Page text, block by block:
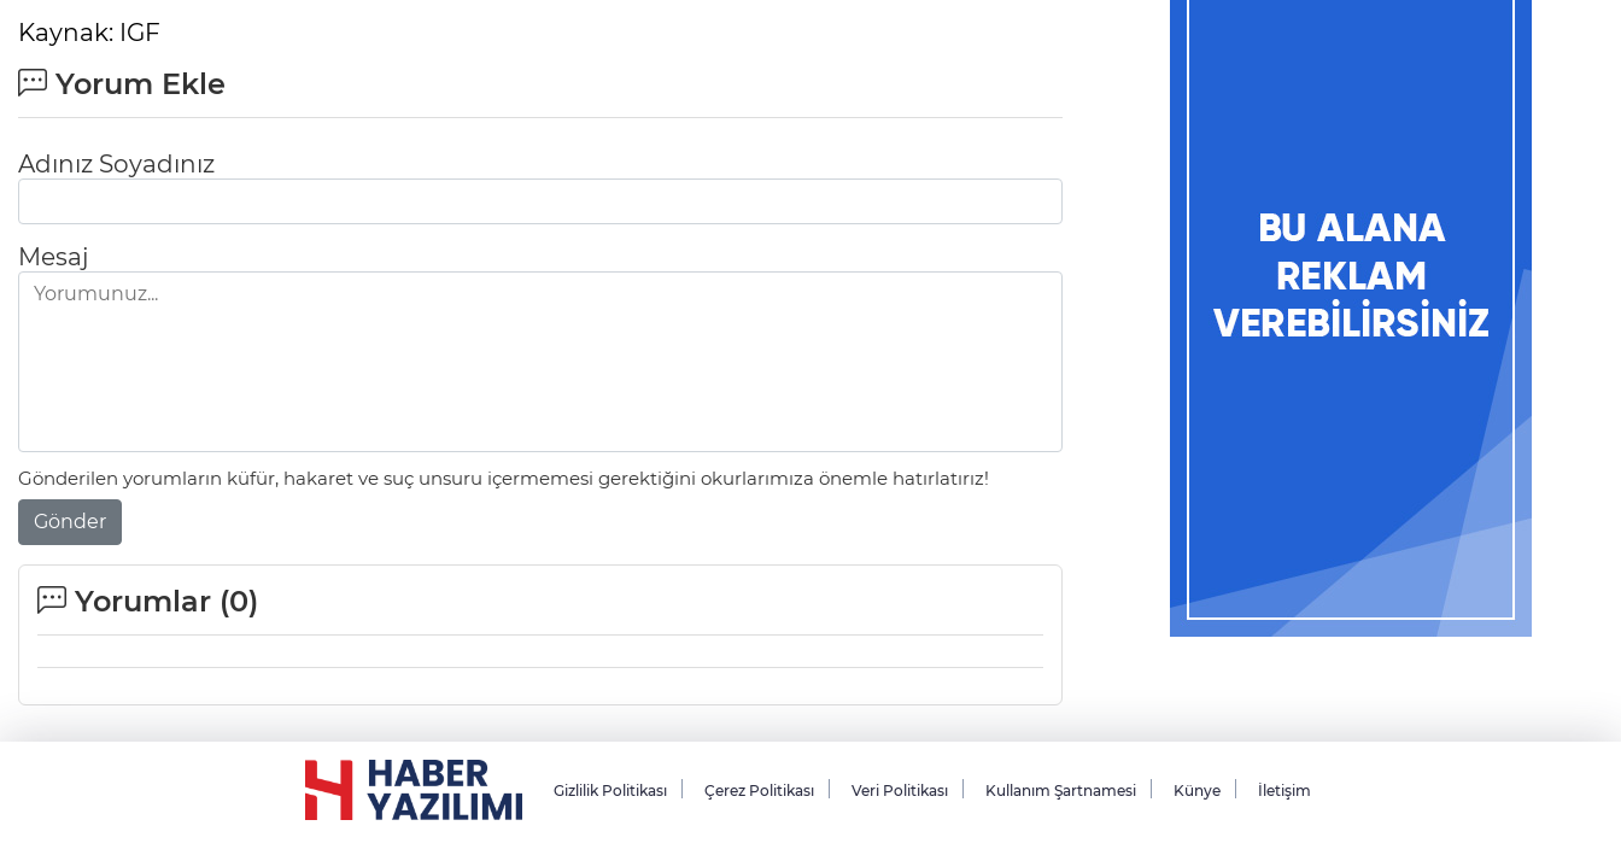
Kaynak: IGF
Yorum Ekle
Adınız Soyadınız
Mesaj
Gönderilen yorumların küfür, hakaret ve suç unsuru içermemesi gerektiğini okurlarımıza önemle hatırlatırız!
Gönder
Yorumlar (0)
Gizlilik Politikası Çerez Politikası Veri Politikası Kullanım Şartnamesi Künye İletişim